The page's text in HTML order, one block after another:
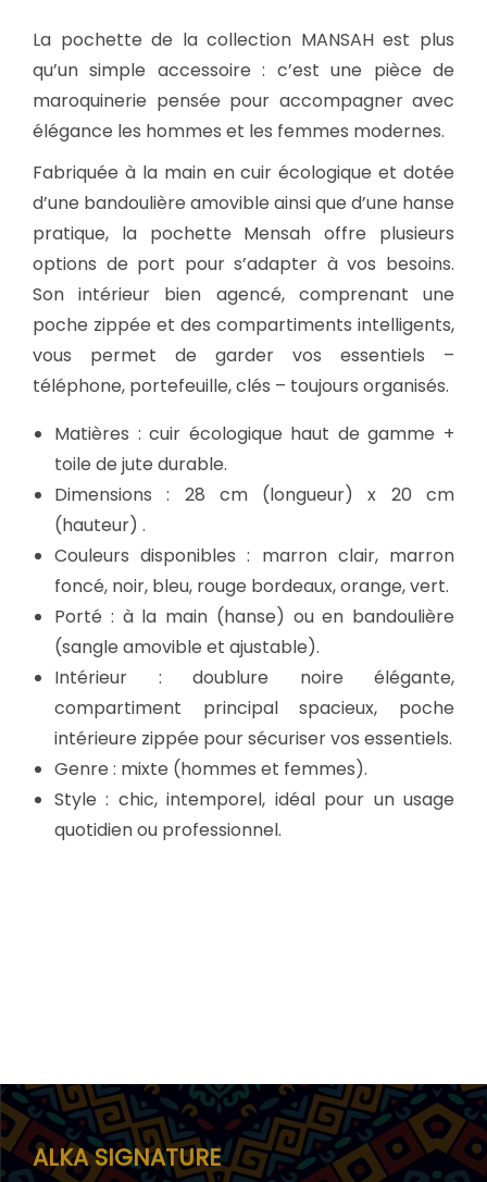
h
e
M
a
n
s
a
h
-
G
e
n
P
a
t
t
e
r
n
La pochette de la collection MANSAH est plus
qu’un simple accessoire : c’est une pièce de
maroquinerie pensée pour accompagner avec
élégance les hommes et les femmes modernes.
Fabriquée à la main en cuir écologique et dotée
d’une bandoulière amovible ainsi que d’une hanse
pratique, la pochette Mensah offre plusieurs
options de port pour s’adapter à vos besoins.
Son intérieur bien agencé, comprenant une
poche zippée et des compartiments intelligents,
vous permet de garder vos essentiels –
téléphone, portefeuille, clés – toujours organisés.
Matières : cuir écologique haut de gamme +
toile de jute durable.
Dimensions : 28 cm (longueur) x 20 cm
(hauteur) .
Couleurs disponibles : marron clair, marron
foncé, noir, bleu, rouge bordeaux, orange, vert.
Porté : à la main (hanse) ou en bandoulière
(sangle amovible et ajustable).
Intérieur : doublure noire élégante,
compartiment principal spacieux, poche
intérieure zippée pour sécuriser vos essentiels.
Genre : mixte (hommes et femmes).
Style : chic, intemporel, idéal pour un usage
quotidien ou professionnel.
ALKA SIGNATURE